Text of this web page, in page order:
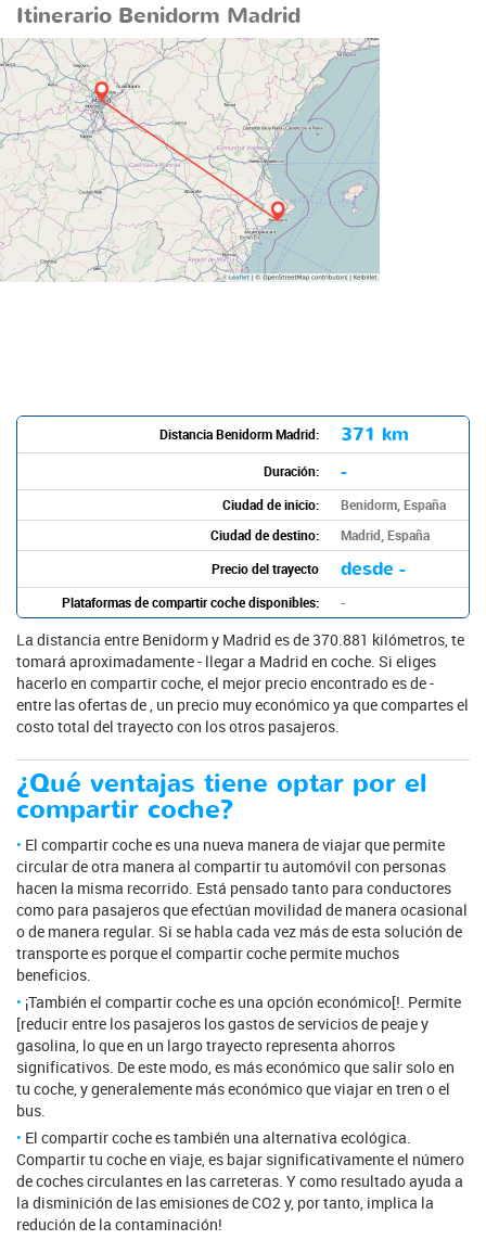
Itinerario Benidorm Madrid
Distancia Benidorm Madrid: 371 km
Duración: -
Ciudad de inicio:
Benidorm, España
Ciudad de destino:
Madrid, España
Precio del trayecto
desde -
Plataformas de compartir coche disponibles: -
La distancia entre Benidorm y Madrid es de 370.881 kilómetros, te
tomará aproximadamente - llegar a Madrid en coche. Si eliges
hacerlo en compartir coche, el mejor precio encontrado es de -
entre las ofertas de , un precio muy económico ya que compartes el
costo total del trayecto con los otros pasajeros.
¿Qué ventajas tiene optar por el
compartir coche?
El compartir coche es una nueva manera de viajar que permite
circular de otra manera al compartir tu automóvil con personas
hacen la misma recorrido. Está pensado tanto para conductores
como para pasajeros que efectúan movilidad de manera ocasional
o de manera regular. Si se habla cada vez más de esta solución de
transporte es porque el compartir coche permite muchos
beneficios.
¡También el compartir coche es una opción económico[!. Permite
[reducir entre los pasajeros los gastos de servicios de peaje y
gasolina, lo que en un largo trayecto representa ahorros
significativos. De este modo, es más económico que salir solo en
tu coche, y generalemente más económico que viajar en tren o el
bus.
El compartir coche es también una alternativa ecológica.
Compartir tu coche en viaje, es bajar significativamente el número
de coches circulantes en las carreteras. Y como resultado ayuda a
la disminición de las emisiones de CO2 y, por tanto, implica la
redución de la contaminación!